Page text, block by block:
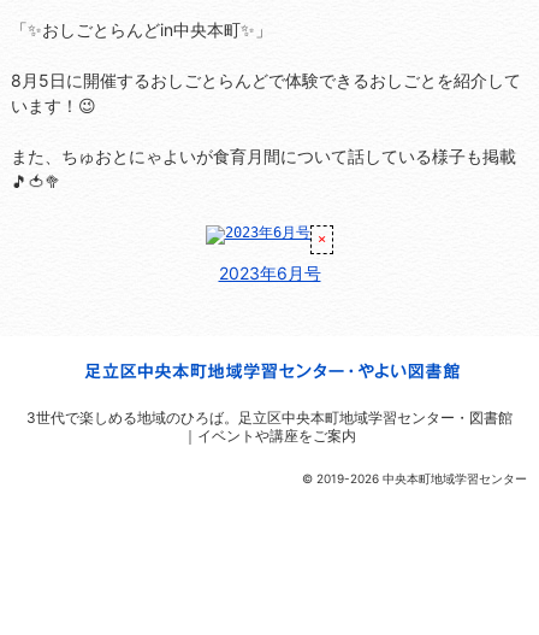
「✨おしごとらんどin中央本町✨」
8月5日に開催するおしごとらんどで体験できるおしごとを紹介して
います！😉
また、ちゅおとにゃよいが食育月間について話している様子も掲載
🎵🍅🥦
2023年6月号
© 2019-2026 中央本町地域学習センター
3世代で楽しめる地域のひろば。
足立区中央本町地域学習センター・図書館
｜イベントや講座をご案内